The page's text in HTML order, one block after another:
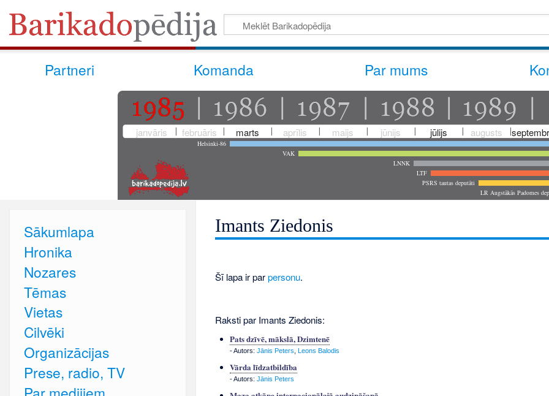
Partneri Komanda Par mums
janvāris februāris marts aprīlis maijs jūnijs jūlijs augusts
Helsinki-86
VAK
LNNK
LTF
PSRS tautas deputāti
LR Augstākās Padomes
Imants Ziedonis
Šī lapa ir parpersonu.
Raksti par Imants Ziedonis:
Pats dzīvē, mākslā, Dzimtenē
- Autors: Jānis Peters Leons Balodis
Vārda līdzatbildība
- Autors: Jānis Peters
Sākumlapa
Hronika
Nozares
Tēmas
Vietas
Cilvēki
Organizācijas
Prese, radio, TV